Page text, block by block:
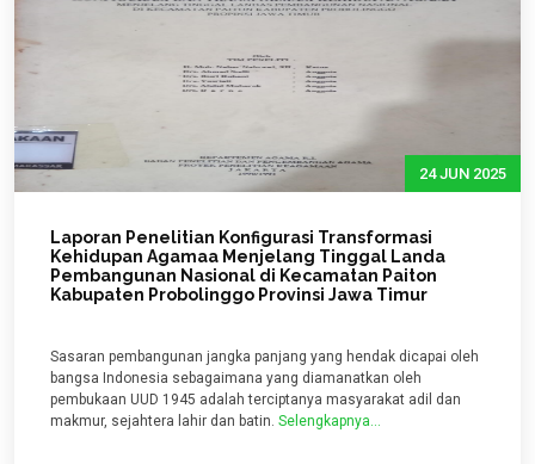
24 JUN 2025
Laporan Penelitian Konfigurasi Transformasi
Kehidupan Agamaa Menjelang Tinggal Landa
Pembangunan Nasional di Kecamatan Paiton
Kabupaten Probolinggo Provinsi Jawa Timur
Sasaran pembangunan jangka panjang yang hendak dicapai oleh
bangsa Indonesia sebagaimana yang diamanatkan oleh
pembukaan UUD 1945 adalah terciptanya masyarakat adil dan
makmur, sejahtera lahir dan batin. Selengkapnya...